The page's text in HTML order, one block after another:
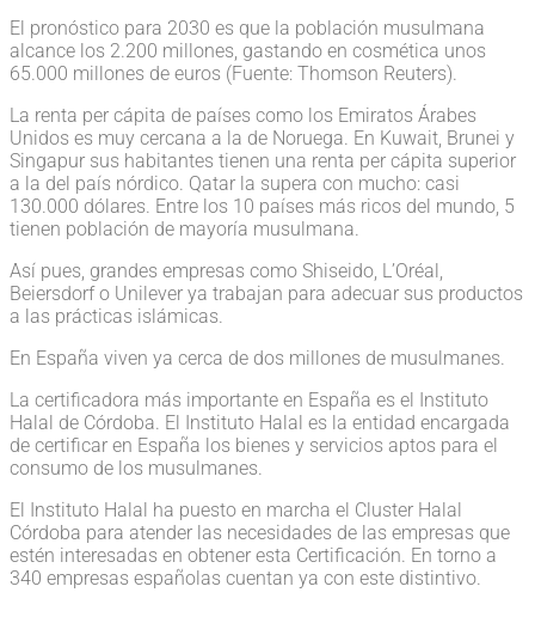
El pronóstico para 2030 es que la población musulmana
alcance los 2.200 millones, gastando en cosmética unos
65.000 millones de euros (Fuente: Thomson Reuters).
La renta per cápita de países como los Emiratos Árabes
Unidos es muy cercana a la de Noruega. En Kuwait, Brunei y
Singapur sus habitantes tienen una renta per cápita superior
a la del país nórdico. Qatar la supera con mucho: casi
130.000 dólares. Entre los 10 países más ricos del mundo, 5
tienen población de mayoría musulmana.
Así pues, grandes empresas como Shiseido, L’Oréal,
Beiersdorf o Unilever ya trabajan para adecuar sus productos
a las prácticas islámicas.
En España viven ya cerca de dos millones de musulmanes.
La certificadora más importante en España es el Instituto
Halal de Córdoba. El Instituto Halal es la entidad encargada
de certificar en España los bienes y servicios aptos para el
consumo de los musulmanes.
El Instituto Halal ha puesto en marcha el Cluster Halal
Córdoba para atender las necesidades de las empresas que
estén interesadas en obtener esta Certificación. En torno a
340 empresas españolas cuentan ya con este distintivo.